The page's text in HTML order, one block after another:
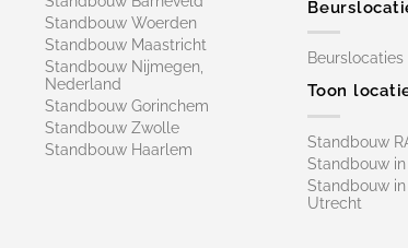
Standbouw Woerden
Standbouw Maastricht
Standbouw Nijmegen,
Nederland
Standbouw Gorinchem
Standbouw Zwolle
Standbouw Haarlem
Toon
Standbouw
Standbouw
Standbouw in
Utrecht